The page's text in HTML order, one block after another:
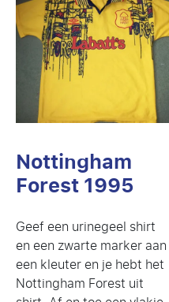
Nottingham
Forest 1995
Geef een urinegeel shirt
en een zwarte marker aan
een kleuter en je hebt het
Nottingham Forest uit